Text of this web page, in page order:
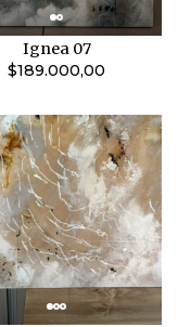
Ignea 07
$189.000,00